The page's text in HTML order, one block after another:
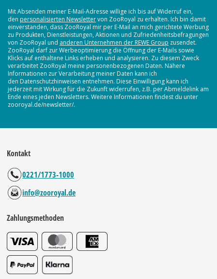
Mit Absenden meiner E-Mail-Adresse willige ich bis auf Widerruf ein,
den personalisierten Newslettervon ZooRoyal zu erhalten. Ich bin damit
einverstanden, dass ZooRoyal mir per E-Mail an mich gerichtete Werbung
zu Produkten, Dienstleistungen, Aktionen und Zufriedenheitsbefragungen
von ZooRoyal und anderen Unternehmen der REWE Group zusendet.
ZooRoyal darf zur Werbeoptimierung die Öffnung der E-Mails sowie
Klicks auf enthaltene Links erheben und analysieren. Zu diesem Zweck
verarbeitet ZooRoyal meine personenbezogenen Daten. Nähere
Informationen zur Verarbeitung meiner Daten kann ich
den Datenschutzhinweisen entnehmen. Diese Einwilligung kann ich
jederzeit mit Wirkung für die Zukunft widerrufen, z.B. per Abmeldelink am
Ende eines jeden Newsletters. Weitere Informationen findest du unter
zooroyal.de/newsletter/.
Kontakt
0221/1773-1000
info@zooroyal.de
Zahlungsmethoden